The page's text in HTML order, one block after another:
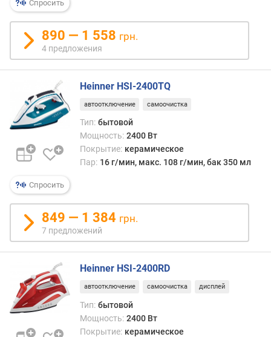
ы
х
к
г
и
м
о
т
о
р
о
г
и
х
д
е
ш
в
Спросить
890 — 1 558 грн.
4 предложения
Спросить
Heinner HSI-2400TQ
автоотключение самоочистка
Тип: бытовой
Мощность: 2400 Вт
Покрытие: керамическое
Пар: 16 г/мин, макс. 108 г/мин, бак 350 мл
849 — 1 384 грн.
7 предложений
Heinner HSI-2400RD
автоотключение самоочистка дисплей
Тип: бытовой
Мощность: 2400 Вт
Покрытие: керамическое